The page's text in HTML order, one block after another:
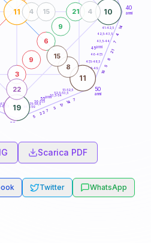
40
anni
50
anni
60
41-42,5
42,5-43,5
43,5-44
46-47,5
47,5-48,5
48,5-49
51-52,5
52,5-53,5
53,5-54
56-57,5
57,5-58,5
58,5-59
62,5
14
4
7
21
8
5
16
7
14
17
3
7
22
5
10
19
11
11
3
9
6
9
21 4
22
4 15
8
15
45anni
55anni
Scarica PDF
Twitter WhatsApp